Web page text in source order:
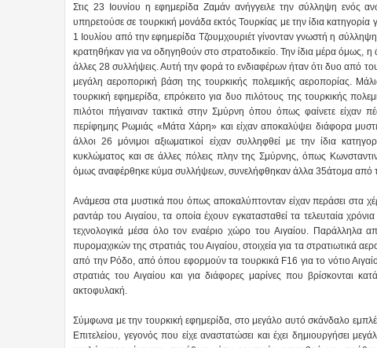
Στις 23 Ιουνίου η εφημερίδα Ζαμάν ανήγγειλε την σύλληψη ενός
υπηρετούσε σε τουρκική μονάδα εκτός Τουρκίας με την ίδια
1 Ιουλίου από την εφημερίδα Τζουμχουριέτ γίνονταν γνωστή η
κρατηθήκαν για να οδηγηθούν στο στρατοδικείο. Την ίδια μέρα όμως,
άλλες 28 συλλήψεις. Αυτή την φορά το ενδιαφέρων ήταν ότι δυο από
μεγάλη αεροπορική βάση της τουρκικής πολεμικής αεροπορίας.
τουρκική εφημερίδα, επρόκειτο για δυο πιλότους της τουρκικής
πιλότοι πήγαιναν τακτικά στην Σμύρνη όπου όπως φαίνετε είχαν
περίφημης Ρωμιάς «Μάτα Χάρη» και είχαν αποκαλύψει διάφορα
άλλοι 26 μόνιμοι αξιωματικοί είχαν συλληφθεί με την ίδια
κυκλώματος και σε άλλες πόλεις πλην της Σμύρνης, όπως
όμως αναφέρθηκε κύμα συλλήψεων, συνελήφθηκαν άλλα 35άτομα από
Ανάμεσα στα μυστικά που όπως αποκαλύπτονταν είχαν περάσει στα
ραντάρ του Αιγαίου, τα οποία έχουν εγκατασταθεί τα τελευταία
τεχνολογικά μέσα όλο τον εναέριο χώρο του Αιγαίου. Παράλληλα
πυρομαχικών της στρατιάς του Αιγαίου, στοιχεία για τα στρατιωτικά
από την Ρόδο, από όπου εφορμούν τα τουρκικά F16 για το νότιο
στρατιάς του Αιγαίου και για διάφορες μαρίνες που βρίσκονται
ακτοφυλακή.
Σύμφωνα με την τουρκική εφημερίδα, στο μεγάλο αυτό σκάνδαλο
Επιτελείου, γεγονός που είχε αναστατώσει και έχει δημιουργήσει